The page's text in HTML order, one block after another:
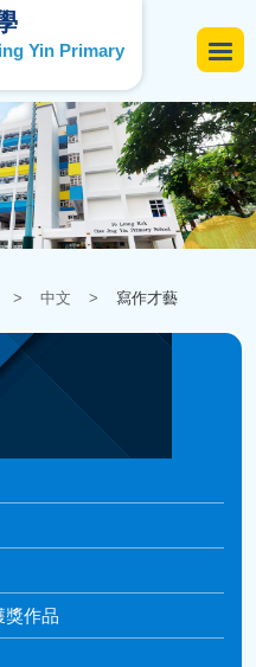
Yin Primary
> 中文 > 寫作才藝
獎作品